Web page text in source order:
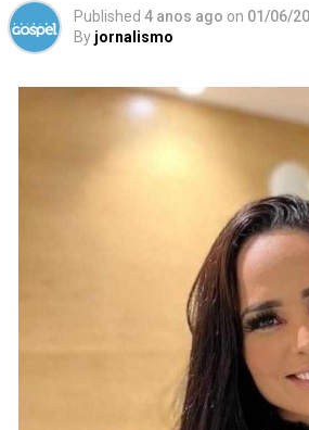
Published 4 anos ago on 01/06/
By jornalismo